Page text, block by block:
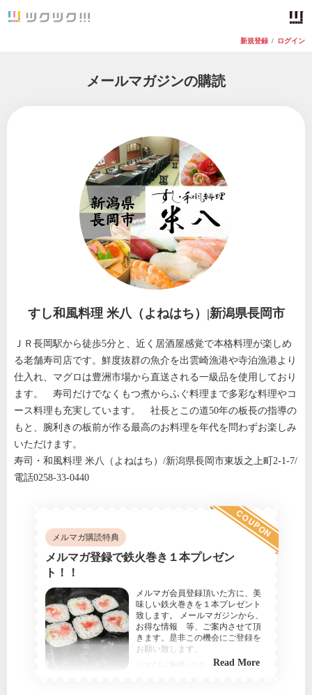
新規登録 / ログイン
メールマガジンの購読
すし和風料理 米八（よねはち）|新潟県長岡市
ＪＲ長岡駅から徒歩5分と、近く居酒屋感覚で本格料理が楽しめ
る老舗寿司店です。鮮度抜群の魚介を出雲崎漁港や寺泊漁港より
仕入れ、マグロは豊洲市場から直送される一級品を使用しており
ます。 寿司だけでなくもつ煮からふぐ料理まで多彩な料理やコ
ース料理も充実しています。 社長とこの道50年の板長の指導の
もと、腕利きの板前が作る最高のお料理を年代を問わずお楽しみ
いただけます。
寿司・和風料理 米八（よねはち）/新潟県長岡市東坂之上町2-1-7/
電話0258-33-0440
メルマガ登録で鉄火巻き１本プレゼン
ト！！
メルマガ購読特典
メルマガ会員登録頂いた方に、美
味しい鉄火巻きを１本プレゼント
致します。 メールマガジンから、
お得な情報 等、ご案内させて頂
きます。是非この機会にご登録を
お願い致します。
いつでもご利用いただけますRead More
COUPON